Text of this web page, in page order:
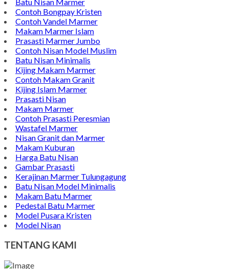
Contoh Bongpay Kristen
Contoh Vandel Marmer
Makam Marmer Islam
Prasasti Marmer Jumbo
Contoh Nisan Model Muslim
Batu Nisan Minimalis
Kijing Makam Marmer
Contoh Makam Granit
Kijing Islam Marmer
Prasasti Nisan
Makam Marmer
Contoh Prasasti Peresmian
Wastafel Marmer
Nisan Granit dan Marmer
Makam Kuburan
Harga Batu Nisan
Gambar Prasasti
Kerajinan Marmer Tulungagung
Batu Nisan Model Minimalis
Makam Batu Marmer
Pedestal Batu Marmer
Model Pusara Kristen
Model Nisan
TENTANG KAMI